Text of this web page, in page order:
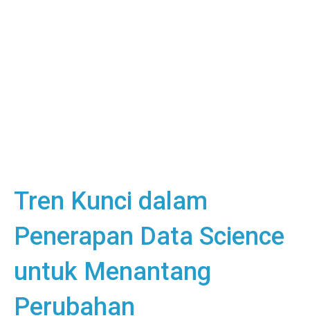
Tren Kunci dalam
Penerapan Data Science
untuk Menantang
Perubahan